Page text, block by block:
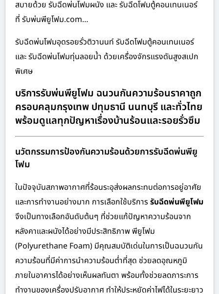
สบายด้วย รับฉีดพ่นโฟมผนัง และ รับฉีดโฟมตู้คอนเทนเนอร์
ที่ รับพ่นพียูโฟม.com…
รับฉีดพ่นโฟมอุดรอยรั่วติวานนท์ รับฉีดโฟมตู้คอนเทนเนอร์
และ รับฉีดพ่นโฟมทุ่นลอยน้ำ ด้วยเครื่องจักรแรงดันสูงสเปก
พิเศษ
บริการรับพ่นพียูโฟม ฉนวนกันความร้อนราคาถูก
ครอบคลุมกรุงเทพ ปทุมธานี นนทบุรี และทั่วไทย
พร้อมดูแลทุกปัญหาเรื่องบ้านร้อนและรอยรั่วซึม
นวัตกรรมการป้องกันความร้อนด้วยการรับฉีดพ่นพียู
โฟม
ในปัจจุบันสภาพอากาศที่ร้อนระอุส่งผลกระทบต่อการอยู่อาศัย
และการทำงานอย่างมาก การเลือกใช้บริการรับฉีดพ่นพียูโฟม
จึงเป็นทางเลือกอันดับต้นๆ ที่ช่วยแก้ปัญหาความร้อนจาก
หลังคาและผนังได้อย่างมีประสิทธิภาพ พียูโฟม
(Polyurethane Foam) มีคุณสมบัติเด่นในการเป็นฉนวนกัน
ความร้อนที่มีค่าการนำความร้อนต่ำที่สุด ช่วยลดอุณหภูมิ
ภายในอาคารได้อย่างเห็นผลทันตา พร้อมทั้งช่วยลดภาระการ
ทำงานของเครื่องปรับอากาศ ทำให้ประหยัดค่าไฟได้ในระยะยาว